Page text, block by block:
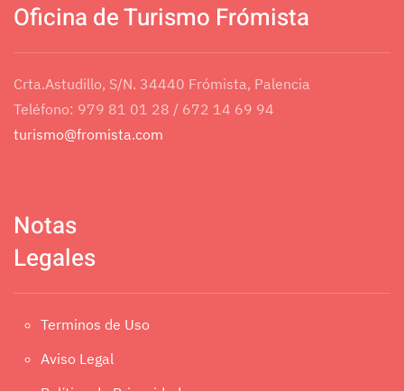
Oficina de Turismo Frómista
Crta.Astudillo, S/N. 34440 Frómista, Palencia
Teléfono: 979 81 01 28 / 672 14 69 94
turismo@fromista.com
Notas
Legales
Terminos de Uso
Aviso Legal